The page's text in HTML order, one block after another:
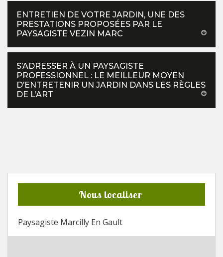
ENTRETIEN DE VOTRE JARDIN, UNE DES
PRESTATIONS PROPOSÉES PAR LE
PAYSAGISTE VEZIN MARC
S’ADRESSER À UN PAYSAGISTE
PROFESSIONNEL : LE MEILLEUR MOYEN
D’ENTRETENIR UN JARDIN DANS LES RÈGLES
DE L’ART
Nous localiser
Paysagiste Marcilly En Gault